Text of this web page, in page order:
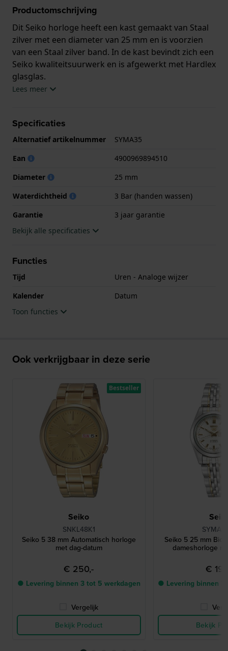
Productomschrijving
Dit Seiko horloge heeft een kast gemaakt van Staal
zilver met een diameter van 25 mm en is voorzien
van een Staal zilver band. In de kast bevindt zich een
Seiko kwaliteitsuurwerk en is afgewerkt met Hardlex
glasglas.
geleverd met 3 jaar garantie.
Lees meer
Specificaties
Alternatief artikelnummer
SYMA35
Ean
4900969894510
Diameter
25 mm
Waterdichtheid
3 Bar (handen wassen)
Garantie
3 jaar garantie
Bekijk alle specificaties
Functies
Tijd
Uren - Analoge wijzer
Kalender
Datum
Toon functies
Ook verkrijgbaar in deze serie
Seiko
SNKL48K1
Seiko 5 38 mm Automatisch horloge
met dag-datum
€ 250,-
● Levering binnen 3 tot 5 werkdagen
Vergelijk
Bekijk Product
Bestseller
Seiko 5 25 mm
dameshorloge
€
● Levering binnen 3
Bekijk